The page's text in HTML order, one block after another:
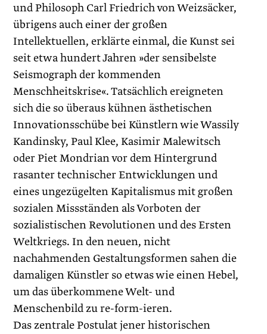
und Philosoph Carl Friedrich von Weizsäcker,
übrigens auch einer der großen
Intellektuellen, erklärte einmal, die Kunst sei
seit etwa hundert Jahren »der sensibelste
Seismograph der kommenden
Menschheitskrise«. Tatsächlich ereigneten
sich die so überaus kühnen ästhetischen
Innovationsschübe bei Künstlern wie Wassily
Kandinsky, Paul Klee, Kasimir Malewitsch
oder Piet Mondrian vor dem Hintergrund
rasanter technischer Entwicklungen und
eines ungezügelten Kapitalismus mit großen
sozialen Missständen als Vorboten der
sozialistischen Revolutionen und des Ersten
Weltkriegs. In den neuen, nicht
nachahmenden Gestaltungsformen sahen die
damaligen Künstler so etwas wie einen Hebel,
um das überkommene Welt- und
Menschenbild zu re-form-ieren.
Das zentrale Postulat jener historischen